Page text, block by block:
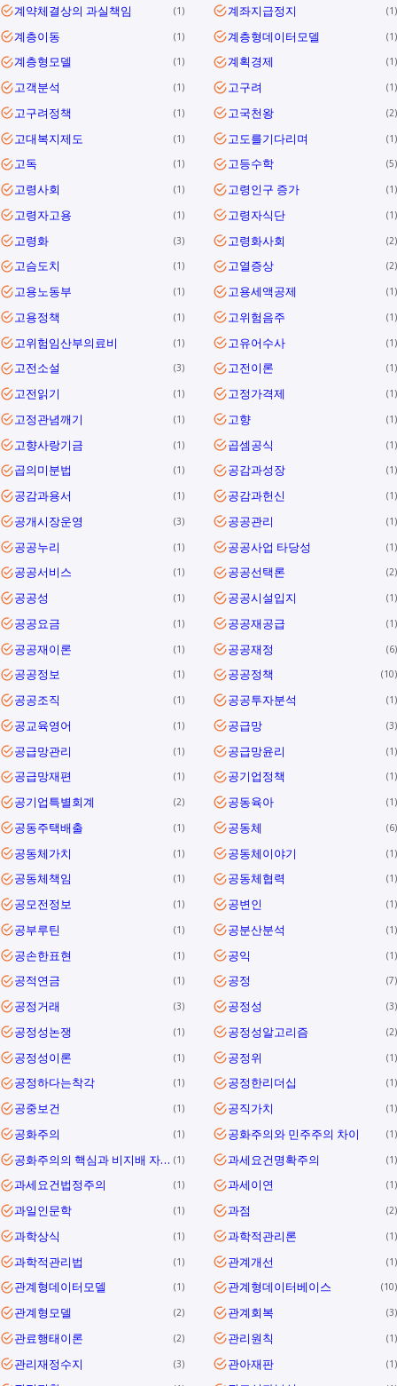
계약체결상의 과실책임 1 계좌지급정지 1
계층이동 1 계층형데이터모델 1
계층형모델 1 계획경제 1
고객분석 1 고구려 1
고구려정책 1 고국천왕 2
고대복지제도 1 고도를기다리며 1
고독 1 고등수학 5
고령사회 1 고령인구 증가 1
고령자고용 1 고령자식단 1
고령화 3 고령화사회 2
고슴도치 1 고열증상 2
고용노동부 1 고용세액공제 1
고용정책 1 고위험음주 1
고위험임산부의료비 1 고유어수사 1
고전소설 3 고전이론 1
고전읽기 1 고정가격제 1
고정관념깨기 1 고향 1
고향사랑기금 1 곱셈공식 1
곱의미분법 1 공감과성장 1
공감과용서 1 공감과헌신 1
공개시장운영 3 공공관리 1
공공누리 1 공공사업 타당성 1
공공서비스 1 공공선택론 2
공공성 1 공공시설입지 1
공공요금 1 공공재공급 1
공공재이론 1 공공재정 6
공공정보 1 공공정책 10
공공조직 1 공공투자분석 1
공교육영어 1 공급망 3
공급망관리 1 공급망윤리 1
공급망재편 1 공기업정책 1
공기업특별회계 2 공동육아 1
공동주택배출 1 공동체 6
공동체가치 1 공동체이야기 1
공동체책임 1 공동체협력 1
공모전정보 1 공변인 1
공부루틴 1 공분산분석 1
공손한표현 1 공익 1
공적연금 1 공정 7
공정거래 3 공정성 3
공정성논쟁 1 공정성알고리즘 2
공정성이론 1 공정위 1
공정하다는착각 1 공정한리더십 1
공중보건 1 공직가치 1
공화주의 1 공화주의와 민주주의 차이 1
공화주의의 핵심과 비지배 자유를 통해 대한민국 민주공화국의 의미와 과제를 정리합니다. 1 과세요건명확주의 1
과세요건법정주의 1 과세이연 1
과일인문학 1 과점 2
과학상식 1 과학적관리론 1
과학적관리법 1 관계개선 1
관계형데이터모델 1 관계형데이터베이스 10
관계형모델 2 관계회복 3
관료행태이론 2 관리원칙 1
관리재정수지 3 관아재판 1